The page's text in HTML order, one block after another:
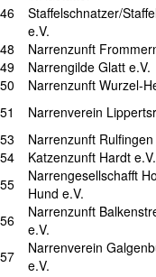
46
Staffelschnatzer/
e.V.
48
Narrenzunft
49
Narrengilde Glatt e.V.
50
Narrenzunft Wurzel-
51
Narrenverein
53
Narrenzunft Rulfingen
54
Katzenzunft Hardt e.V.
55
Narrengesellschafft
Hund e.V.
56
Narrenzunft
e.V.
57
Narrenverein
e.V.